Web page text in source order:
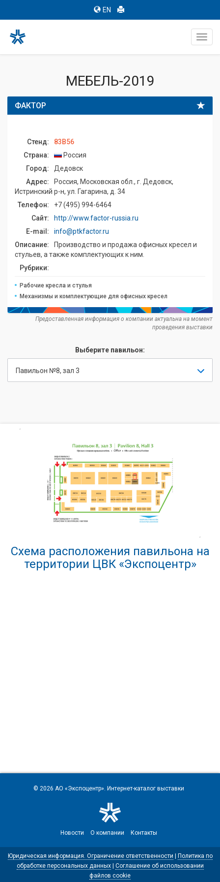
EN
МЕБЕЛЬ-2019
ФАКТОР
Стенд:
83B56
Страна:
Россия
Город:
Дедовск
Адрес:
Россия, Московская обл., г. Дедовск,
Истринский р-н, ул. Гагарина, д. 34
Телефон:
+7 (495) 994-6464
Сайт:
http://www.factor-russia.ru
E-mail:
info@ptkfactor.ru
Описание:
Производство и продажа офисных кресел и
стульев, а также комплектующих к ним.
Рубрики:
Рабочие кресла и стулья
Механизмы и комплектующие для офисных кресел
Предоставленная информация о компании актуальна на момент
проведения выставки
Выберите павильон:
Павильон №8, зал 3
Схема расположения павильона на
территории ЦВК «Экспоцентр»
© 2026 АО «Экспоцентр». Интернет-каталог выставки
Новости О компании Контакты
Юридическая информация. Ограничение ответственности
Политика по
обработке персональных данных| Соглашение об использовании
файлов cookie